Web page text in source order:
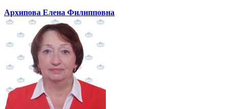
Архипова Елена Филипповна